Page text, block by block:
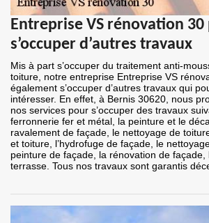
Entreprise VS rénovation 30
s’occuper d’autres travaux
Mis à part s’occuper du traitement anti-
toiture, notre entreprise Entreprise VS
également s’occuper d’autres travaux qui
intéresser. En effet, à Bernis 30620, nous
nos services pour s’occuper des travaux
ferronnerie fer et métal, la peinture et le
ravalement de façade, le nettoyage de
et toiture, l’hydrofuge de façade, le
peinture de façade, la rénovation de façade,
terrasse. Tous nos travaux sont garantis